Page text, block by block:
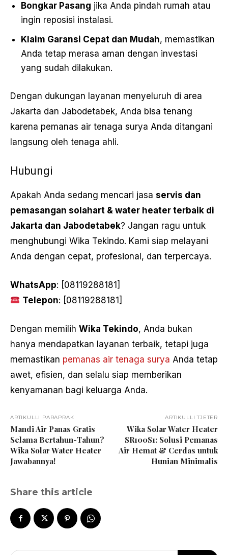
Bongkar Pasang jika Anda pindah rumah atau
ingin reposisi instalasi.
Klaim Garansi Cepat dan Mudah, memastikan
Anda tetap merasa aman dengan investasi
yang sudah dilakukan.
Dengan dukungan layanan menyeluruh di area
Jakarta dan Jabodetabek, Anda bisa tenang
karena pemanas air tenaga surya Anda ditangani
langsung oleh tenaga ahli.
Hubungi
Apakah Anda sedang mencari jasa servis dan
pemasangan solahart & water heater terbaik di
Jakarta dan Jabodetabek? Jangan ragu untuk
menghubungi Wika Tekindo. Kami siap melayani
Anda dengan cepat, profesional, dan terpercaya.
WhatsApp: [08119288181]
Telepon: [08119288181]
Dengan memilih Wika Tekindo, Anda bukan
hanya mendapatkan layanan terbaik, tetapi juga
memastikan pemanas air tenaga surya Anda tetap
awet, efisien, dan selalu siap memberikan
kenyamanan bagi keluarga Anda.
ARTIKULLI PARAPRAK
Mandi Air Panas Gratis
Selama Bertahun-Tahun?
Wika Solar Water Heater
Jawabannya!
ARTIKULLI TJETËR
Wika Solar Water Heater
SR100S1: Solusi Pemanas
Air Hemat & Cerdas untuk
Hunian Minimalis
Share this article